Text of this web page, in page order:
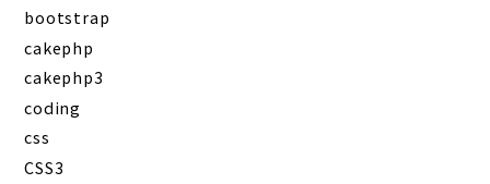
bootstrap
cakephp
cakephp3
coding
css
CSS3